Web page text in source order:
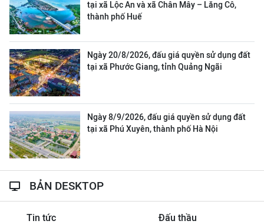
tại xã Lộc An và xã Chân Mây – Lăng Cô,
thành phố Huế
Ngày 20/8/2026, đấu giá quyền sử dụng đất
tại xã Phước Giang, tỉnh Quảng Ngãi
Ngày 8/9/2026, đấu giá quyền sử dụng đất
tại xã Phú Xuyên, thành phố Hà Nội
BẢN DESKTOP
Tin tức Đấu thầu